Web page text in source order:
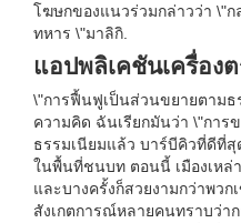
โฆษกของแนวร่วมกล่าวว่า \"
ทหาร \"มาลิกิ.
แอปพลิเคชันเครื่อง
\"การฟื้นฟูเป็นส่วนขยายตาม
ความคิด ฉันเรียกมันว่า \"การ
ธรรมเนียมแล้ว บาร์บีคิวที่ดีที่
ในพื้นที่ชนบท ตอนนี้ เมืองเหล่
และบางครั้งก็สวยงามกว่าพวก
สังเกตการณ์หลายคนทราบว่า